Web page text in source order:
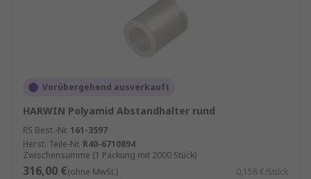
Vorübergehend ausverkauft
HARWIN Polyamid Abstandhalter rund
RS Best.-Nr. 161-3597
Herst. Teile-Nr. R40-6710894
Zwischensumme (1 Packung mit 2000 Stück)
316,00 €(ohne MwSt.) 0,158 €/Stück